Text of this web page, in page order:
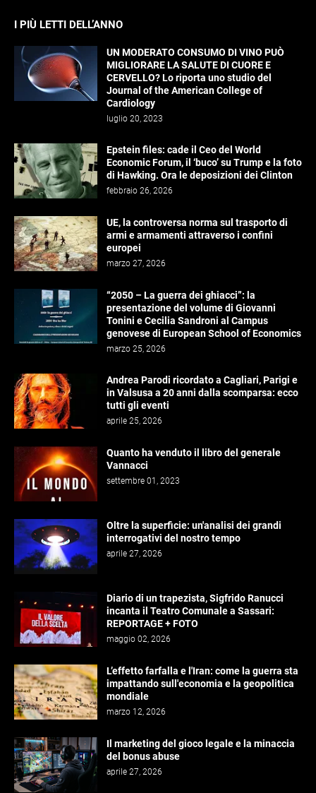
I PIÙ LETTI DELL’ANNO
UN MODERATO CONSUMO DI VINO PUÒ
MIGLIORARE LA SALUTE DI CUORE E
CERVELLO? Lo riporta uno studio del
Journal of the American College of
Cardiology
luglio 20, 2023
Epstein files: cade il Ceo del World
Economic Forum, il ‘buco’ su Trump e la foto
di Hawking. Ora le deposizioni dei Clinton
febbraio 26, 2026
UE, la controversa norma sul trasporto di
armi e armamenti attraverso i confini
europei
marzo 27, 2026
“2050 – La guerra dei ghiacci”: la
presentazione del volume di Giovanni
Tonini e Cecilia Sandroni al Campus
genovese di European School of Economics
marzo 25, 2026
Andrea Parodi ricordato a Cagliari, Parigi e
in Valsusa a 20 anni dalla scomparsa: ecco
tutti gli eventi
aprile 25, 2026
Quanto ha venduto il libro del generale
Vannacci
settembre 01, 2023
Oltre la superficie: un'analisi dei grandi
interrogativi del nostro tempo
aprile 27, 2026
Diario di un trapezista, Sigfrido Ranucci
incanta il Teatro Comunale a Sassari:
REPORTAGE + FOTO
maggio 02, 2026
L’effetto farfalla e l'Iran: come la guerra sta
impattando sull'economia e la geopolitica
mondiale
marzo 12, 2026
Il marketing del gioco legale e la minaccia
del bonus abuse
aprile 27, 2026